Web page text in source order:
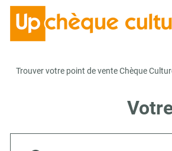
Trouver votre point de vente Chèque